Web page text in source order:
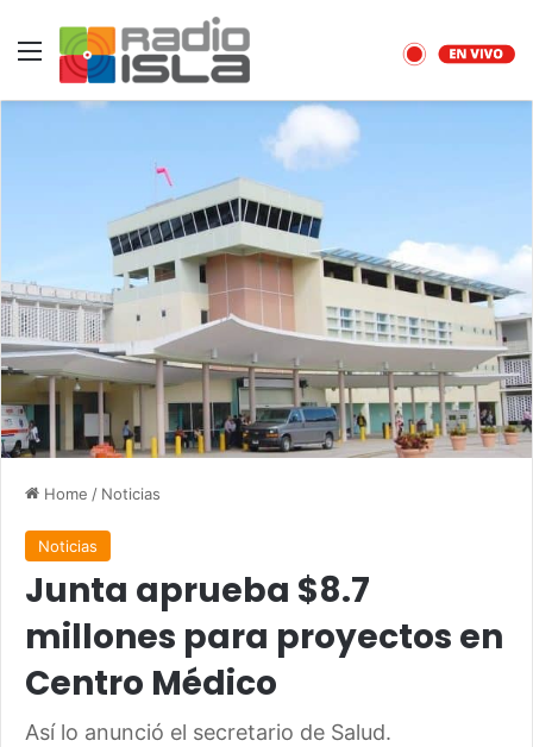
Menu
Home / Noticias
Noticias
Junta aprueba $8.7
millones para proyectos en
Centro Médico
Así lo anunció el secretario de Salud.